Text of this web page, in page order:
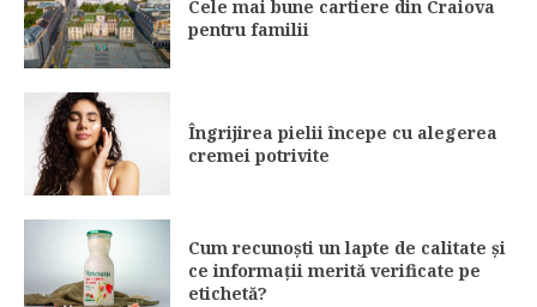
Cele mai bune cartiere din Craiova
pentru familii
Îngrijirea pielii începe cu alegerea
cremei potrivite
Cum recunoști un lapte de calitate și
ce informații merită verificate pe
etichetă?